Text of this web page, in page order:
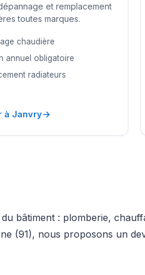
et remplacement
toutes marques.
chaudière
annuel obligatoire
radiateurs
à Janvry→
bâtiment : plomberie,
(91), nous proposons un